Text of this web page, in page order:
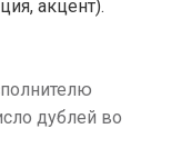
акцент).
дублей во